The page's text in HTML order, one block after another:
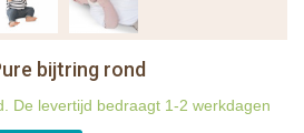
bijtring rond
De levertijd bedraagt 1-2 werkdagen